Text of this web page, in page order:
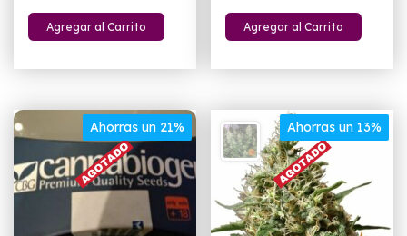
precio
original
precio
actual
Agregar al Carrito
precio
original
precio
actual
Agregar al Carrito
Ahorras un 21% Ahorras un 13%